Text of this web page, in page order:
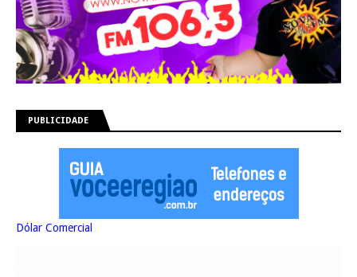
PUBLICIDADE
Dólar Comercial